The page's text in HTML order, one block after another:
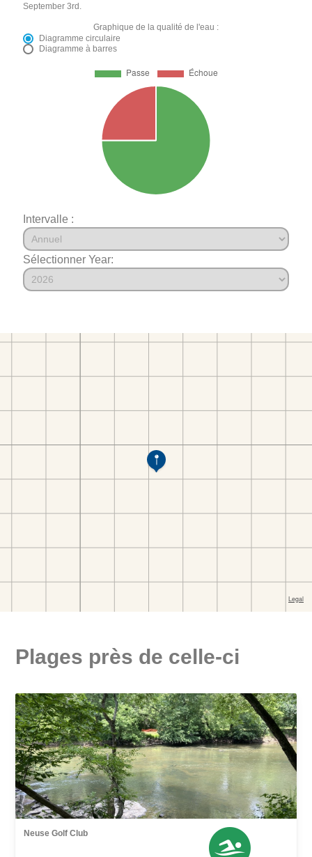
September 3rd.
Graphique de la qualité de l'eau :
Diagramme circulaire
Diagramme à barres
Intervalle :
Sélectionner Year:
Plages près de celle-ci
Neuse Golf Club